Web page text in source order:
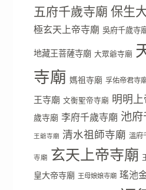
五府千歲寺廟 保生
極玄天上帝寺廟 吳府千歲寺
地藏王菩薩寺廟 大眾爺寺廟
寺廟 媽祖寺廟 孚佑帝君寺
王寺廟 文衡聖帝寺廟 明明
歲寺廟 李府千歲寺廟 池
王爺寺廟 清水祖師寺廟 溫府
寺廟 玄天上帝寺廟
皇大帝寺廟 王母娘娘寺廟 瑤池